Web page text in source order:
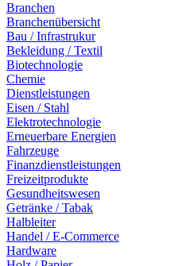
Branchen
Branchenübersicht
Bau / Infrastrukur
Bekleidung / Textil
Biotechnologie
Chemie
Dienstleistungen
Eisen / Stahl
Elektrotechnologie
Erneuerbare Energien
Fahrzeuge
Finanzdienstleistungen
Freizeitprodukte
Gesundheitswesen
Getränke / Tabak
Halbleiter
Handel / E-Commerce
Hardware